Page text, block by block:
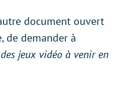
document ouvert
de demander à
jeux vidéo à venir en